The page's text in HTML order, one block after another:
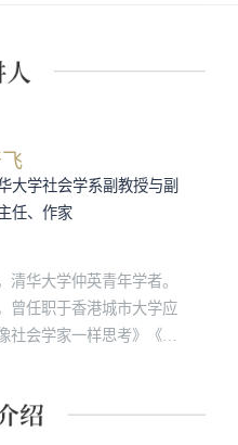
大学社会学系副教授与副
任、作家
清华大学仲英青年学者。
曾任职于香港城市大学应
社会学家一样思考》《学